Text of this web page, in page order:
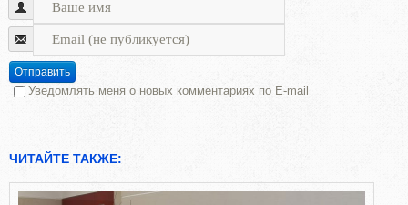
Отправить
Уведомлять меня о новых комментариях по E-mail
ЧИТАЙТЕ ТАКЖЕ: